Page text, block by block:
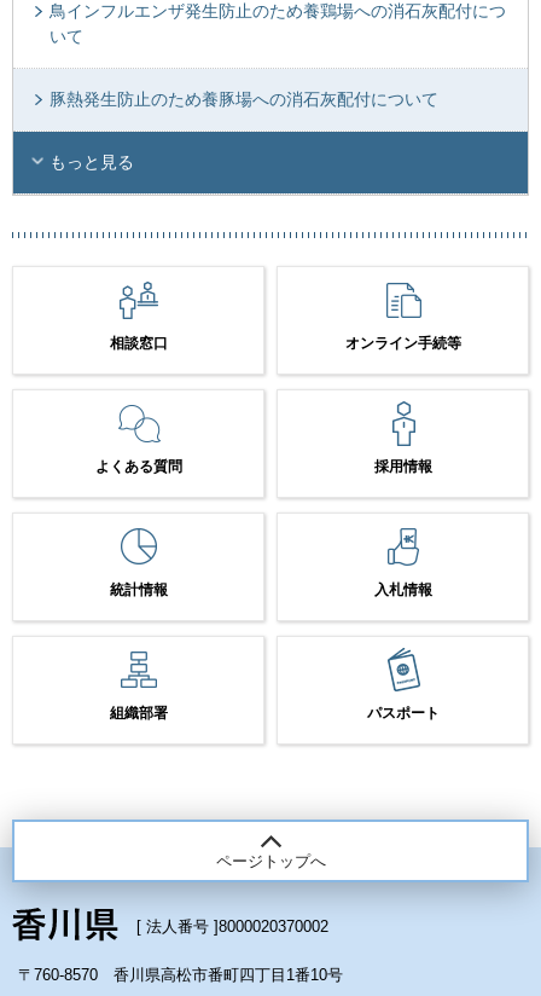
鳥インフルエンザ発生防止のため養鶏場への消石灰配付につ
いて
豚熱発生防止のため養豚場への消石灰配付について
もっと見る
相談窓口 オンライン手続等
よくある質問 採用情報
統計情報 入札情報
組織部署 パスポート
ページトップへ
[ 法人番号 ]8000020370002
〒760-8570 香川県高松市番町四丁目1番10号